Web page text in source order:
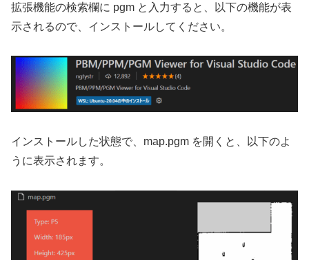
拡張機能の検索欄に pgm と入力すると、以下の機能が表
示されるので、インストールしてください。
インストールした状態で、map.pgm を開くと、以下のよ
うに表示されます。